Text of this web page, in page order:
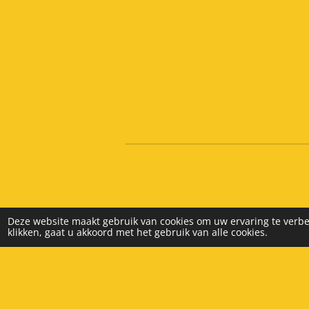
Deze website maakt gebruik van cookies om uw ervaring te
klikken, gaat u akkoord met het gebruik van alle cookies.